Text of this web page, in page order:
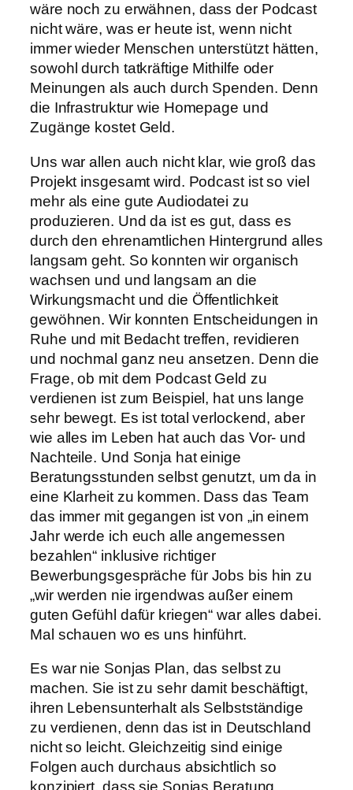
wäre noch zu erwähnen, dass der Podcast
nicht wäre, was er heute ist, wenn nicht
immer wieder Menschen unterstützt hätten,
sowohl durch tatkräftige Mithilfe oder
Meinungen als auch durch Spenden. Denn
die Infrastruktur wie Homepage und
Zugänge kostet Geld.
Uns war allen auch nicht klar, wie groß das
Projekt insgesamt wird. Podcast ist so viel
mehr als eine gute Audiodatei zu
produzieren. Und da ist es gut, dass es
durch den ehrenamtlichen Hintergrund alles
langsam geht. So konnten wir organisch
wachsen und und langsam an die
Wirkungsmacht und die Öffentlichkeit
gewöhnen. Wir konnten Entscheidungen in
Ruhe und mit Bedacht treffen, revidieren
und nochmal ganz neu ansetzen. Denn die
Frage, ob mit dem Podcast Geld zu
verdienen ist zum Beispiel, hat uns lange
sehr bewegt. Es ist total verlockend, aber
wie alles im Leben hat auch das Vor- und
Nachteile. Und Sonja hat einige
Beratungsstunden selbst genutzt, um da in
eine Klarheit zu kommen. Dass das Team
das immer mit gegangen ist von „in einem
Jahr werde ich euch alle angemessen
bezahlen“ inklusive richtiger
Bewerbungsgespräche für Jobs bis hin zu
„wir werden nie irgendwas außer einem
guten Gefühl dafür kriegen“ war alles dabei.
Mal schauen wo es uns hinführt.
Es war nie Sonjas Plan, das selbst zu
machen. Sie ist zu sehr damit beschäftigt,
ihren Lebensunterhalt als Selbstständige
zu verdienen, denn das ist in Deutschland
nicht so leicht. Gleichzeitig sind einige
Folgen auch durchaus absichtlich so
konzipiert, dass sie Sonjas Beratung